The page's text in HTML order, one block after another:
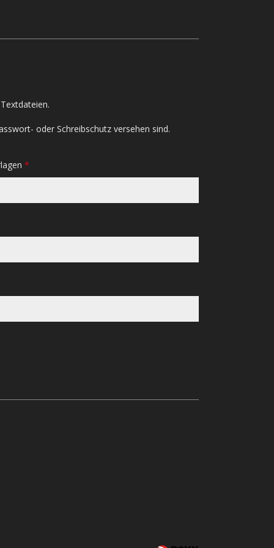
oder Schreibschutz versehen sind.
*